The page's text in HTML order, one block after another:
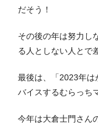
だそう！
その後の年は努力し
る人としない人とで
最後は、「2023年は
バイスするむらっち
今年は大倉士門さん